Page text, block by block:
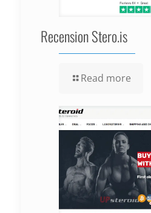
Recension Stero.is
Read more